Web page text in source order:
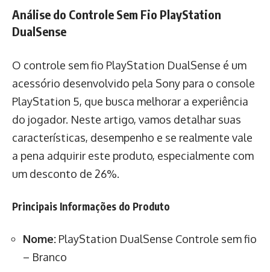
Análise do Controle Sem Fio PlayStation
DualSense
O controle sem fio PlayStation DualSense é um
acessório desenvolvido pela Sony para o console
PlayStation 5, que busca melhorar a experiência
do jogador. Neste artigo, vamos detalhar suas
características, desempenho e se realmente vale
a pena adquirir este produto, especialmente com
um desconto de 26%.
Principais Informações do Produto
Nome: PlayStation DualSense Controle sem fio
– Branco